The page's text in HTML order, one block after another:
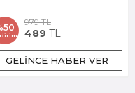
50 979TL
489 TL
GELINCE HABER VER